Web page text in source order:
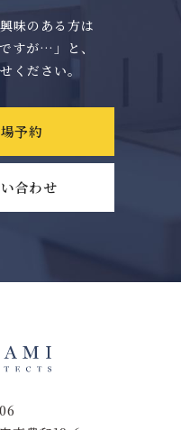
味のある方は
すが…」と、
ください。
予約
合わせ